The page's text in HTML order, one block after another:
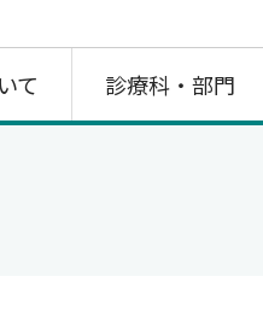
て 診療科・部門